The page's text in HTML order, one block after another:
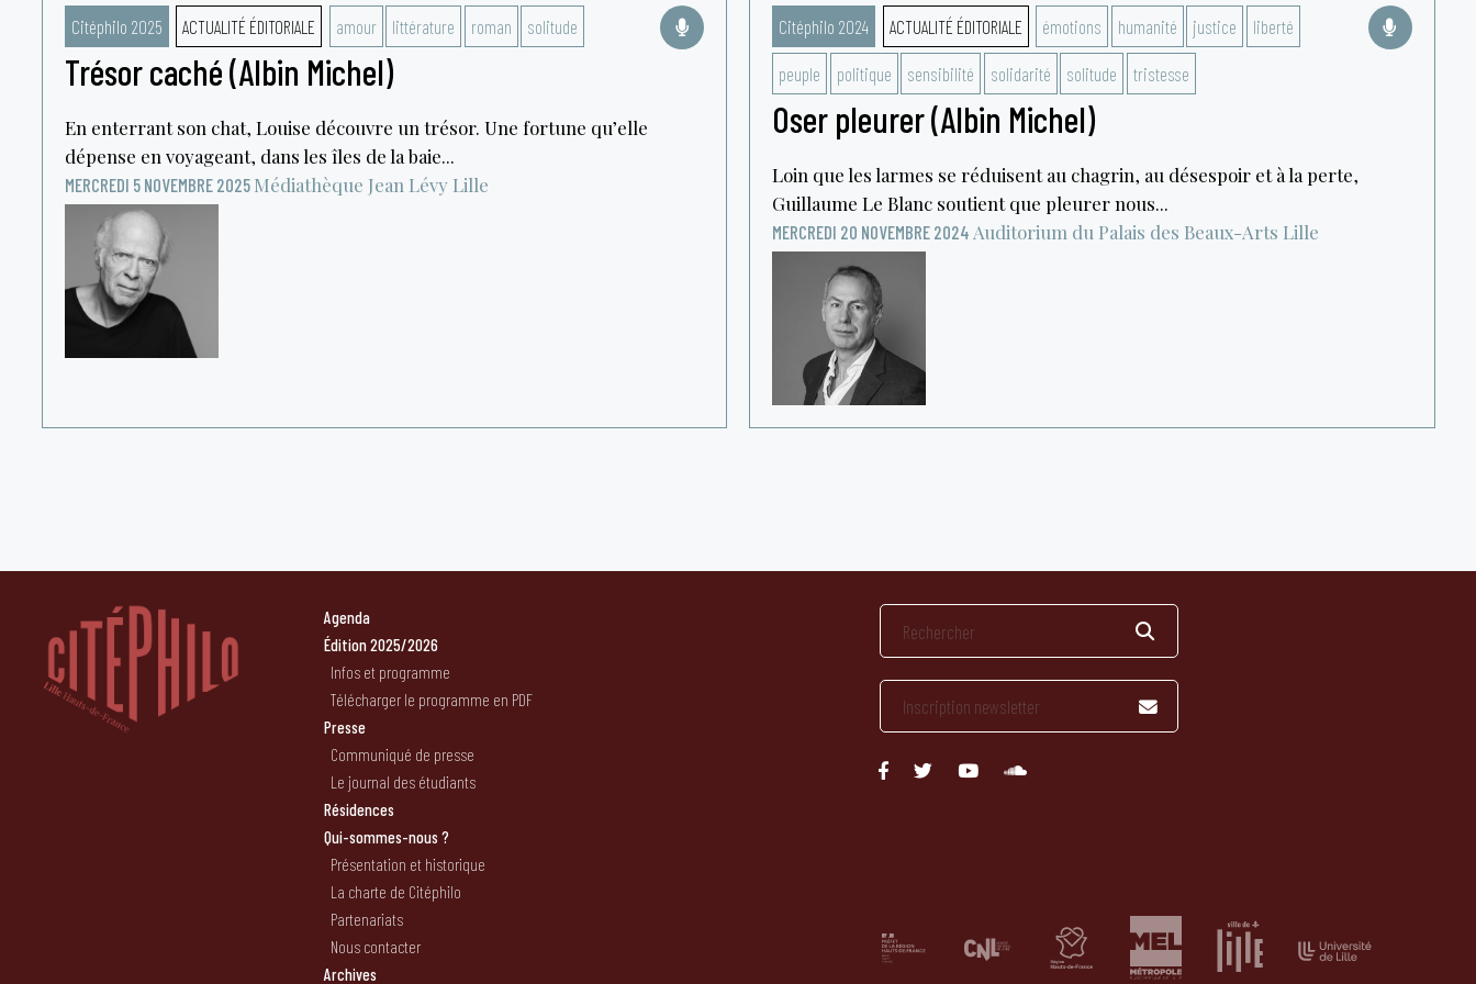
Citéphilo 2025 ACTUALITÉ ÉDITORIALE amour littérature roman solitude
Trésor caché (Albin Michel)
En enterrant son chat, Louise découvre un trésor. Une fortune qu’elle
dépense en voyageant, dans les îles de la baie...
MERCREDI 5 NOVEMBRE 2025 Médiathèque Jean Lévy Lille
Citéphilo 2024 ACTUALITÉ ÉDITORIALE émotions humanité justice liberté
peuple politique sensibilité solidarité solitude tristesse
Oser pleurer (Albin Michel)
Loin que les larmes se réduisent au chagrin, au désespoir et à la perte,
Guillaume Le Blanc soutient que pleurer nous...
MERCREDI 20 NOVEMBRE 2024 Auditorium du Palais des Beaux-Arts Lille
Agenda
Édition 2025/2026
Infos et programme
Télécharger le programme en PDF
Presse
Communiqué de presse
Le journal des étudiants
Résidences
Qui-sommes-nous ?
Présentation et historique
La charte de Citéphilo
Partenariats
Nous contacter
Archives